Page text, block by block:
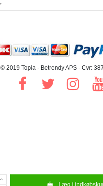
Læg i
© 2019 Topia - Betrendy APS - Cvr: